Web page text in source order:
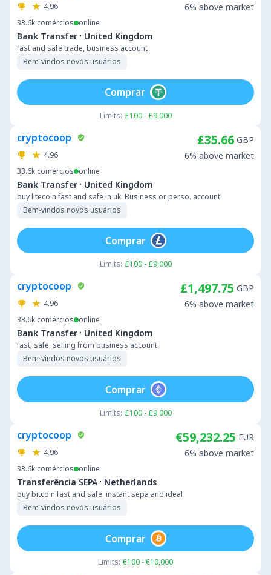
4.96
33.6k comércios online
Bank Transfer · United Kingdom
fast and safe trade, business account
Bem-vindos novos usuários
6% above market
Limits: £100 - £9,000
Comprar
cryptocoop
4.96
33.6k comércios online
Bank Transfer · United Kingdom
buy litecoin fast and safe in uk. Business or perso. account
Bem-vindos novos usuários
£35.66 GBP
6% above market
Limits: £100 - £9,000
Comprar
cryptocoop
4.96
33.6k comércios online
Bank Transfer · United Kingdom
fast, safe, selling from business account
Bem-vindos novos usuários
£1,497.75 GBP
6% above market
Limits: £100 - £9,000
Comprar
cryptocoop
4.96
33.6k comércios online
Transferência SEPA · Netherlands
buy bitcoin fast and safe. instant sepa and ideal
Bem-vindos novos usuários
€59,232.25 EUR
6% above market
Limits: €100 - €10,000
Comprar